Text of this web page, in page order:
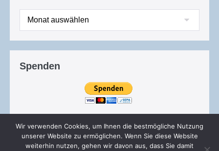
Archiv
Spenden
Wir verwenden Cookies, um Ihnen die bestmögliche Nutzung
unserer Website zu ermöglichen. Wenn Sie diese Website
weiterhin nutzen, gehen wir davon aus, dass Sie damit